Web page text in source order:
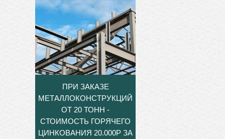
ПРИ ЗАКАЗЕ
МЕТАЛЛОКОНСТРУКЦИЙ
ОТ 20 ТОНН -
СТОИМОСТЬ ГОРЯЧЕГО
ЦИНКОВАНИЯ 20.000Р ЗА